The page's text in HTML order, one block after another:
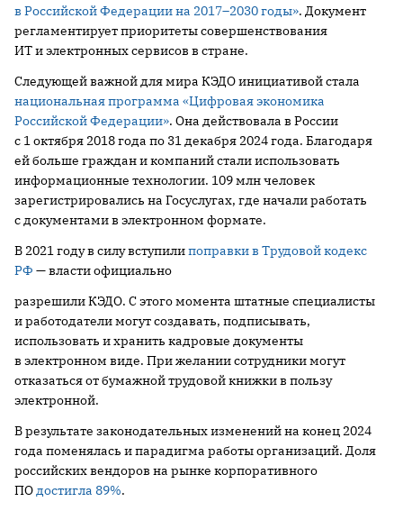
в Российской Федерации на 2017–2030 годы». Документ
регламентирует приоритеты совершенствования
ИТ и электронных сервисов в стране.
Следующей важной для мира КЭДО инициативой стала
национальная программа «Цифровая экономика
Российской Федерации». Она действовала в России
с 1 октября 2018 года по 31 декабря 2024 года. Благодаря
ей больше граждан и компаний стали использовать
информационные технологии. 109 млн человек
зарегистрировались на Госуслугах, где начали работать
с документами в электронном формате.
В 2021 году в силу вступилипоправки в Трудовой кодекс
РФ — власти официально
разрешили КЭДО. С этого момента штатные специалисты
и работодатели могут создавать, подписывать,
использовать и хранить кадровые документы
в электронном виде. При желании сотрудники могут
отказаться от бумажной трудовой книжки в пользу
электронной.
В результате законодательных изменений на конец 2024
года поменялась и парадигма работы организаций. Доля
российских вендоров на рынке корпоративного
ПО достигла 89%.